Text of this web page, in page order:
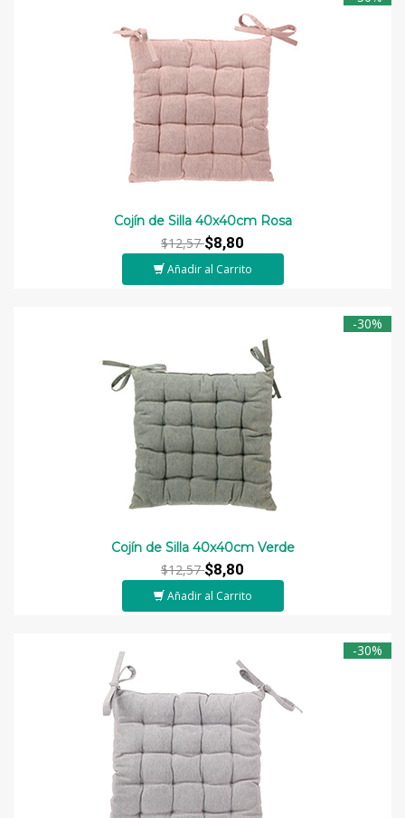
Cojín de Silla 40x40cm Rosa
$12,57$8,80
Añadir al Carrito
-30%
Cojín de Silla 40x40cm Verde
$12,57$8,80
Añadir al Carrito
-30%